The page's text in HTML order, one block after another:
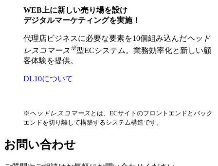
WEB上に新しい売り場を設け
デジタルマーケティングを実施！
代理店ビジネスに必要な要素を10個組み込んだヘッド
レスコマース ※型ECシステム。業務効率化と新しい顧
客体験を提供。
DL10について
※ ヘッドレスコマース とは、ECサイトのフロントエンドとバック
エンドを切り離して構築するシステム構造です。
お問い合わせ